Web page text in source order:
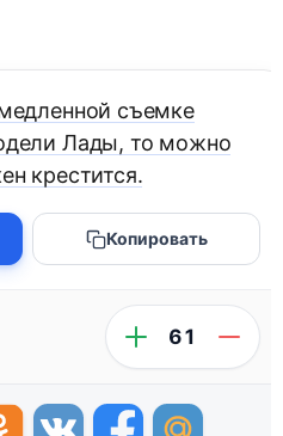
съемке
Лады, то можно
крестится.
Копировать
61